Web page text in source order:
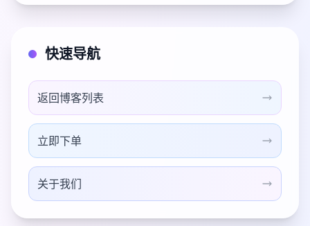
快速导航
返回博客列表
立即下单
关于我们